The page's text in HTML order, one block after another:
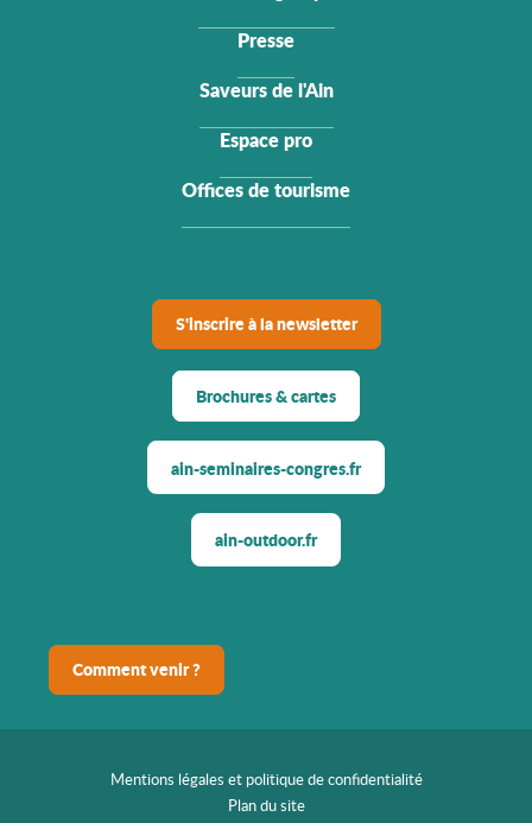
Presse
Saveurs de l'Ain
Espace pro
Offices de tourisme
S'inscrire à la newsletter
Brochures & cartes
ain-seminaires-congres.fr
ain-outdoor.fr
Comment venir ?
Mentions légales et politique de confidentialité
Plan du site